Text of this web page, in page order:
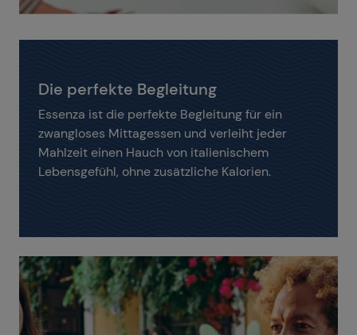
Die perfekte Begleitung
Essenza ist die perfekte Begleitung für ein
zwangloses Mittagessen und verleiht jeder
Mahlzeit einen Hauch von italienischem
Lebensgefühl, ohne zusätzliche Kalorien.